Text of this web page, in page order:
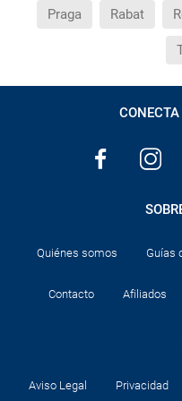
Praga Rabat
Quiénes somos Guías
Contacto Afiliados
Aviso Legal Privacidad